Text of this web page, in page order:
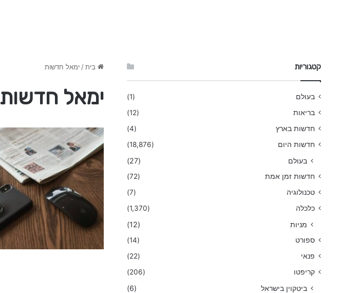
בית / ימאל חדשות
ימאל חדשות
קטגוריות
בעולם
(1)
בריאות
(12)
חדשות בארץ
(4)
חדשות היום
(18,876)
בעולם (27)
חדשות זמן אמת
(72)
טכנולוגיה
(7)
כלכלה
(1,370)
מניות (12)
ספורט
(14)
פנאי
(22)
קריפטו
(206)
ביטקוין בישראל (6)